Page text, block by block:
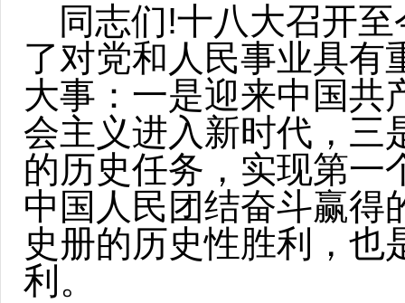
同志们!十八大召开
了对党和人民事业具有
大事：一是迎来中国共
会主义进入新时代，三
的历史任务，实现第一
中国人民团结奋斗赢得
史册的历史性胜利，也
利。